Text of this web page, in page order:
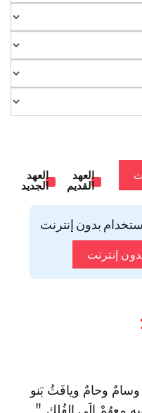
العهد
القديم
العهد
الجديد
بدون إنترنت
إنترنت
وحامٌ ويافَثُ بَنو